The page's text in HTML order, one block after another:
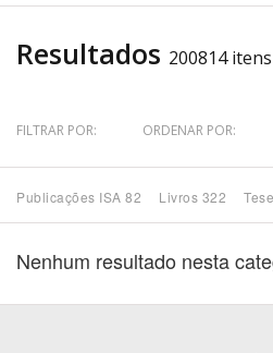
Até
Povo Indígena
Resultados 200814
FILTRAR POR: ORDENAR POR:
Publicações ISA 82 Livros 322
Nenhum resultado nesta